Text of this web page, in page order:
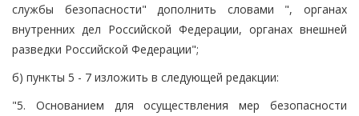
службы безопасности" дополнить словами ", органах
внутренних дел Российской Федерации, органах внешней
разведки Российской Федерации";
б) пункты 5 - 7 изложить в следующей редакции:
"5. Основанием для осуществления мер безопасности